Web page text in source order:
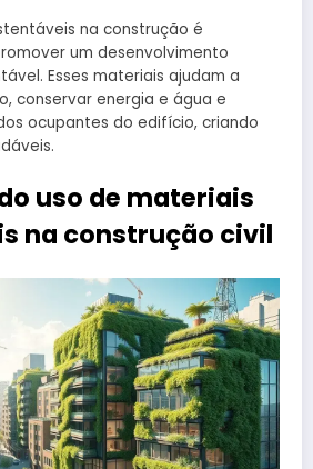
na construção é
um desenvolvimento
Esses materiais ajudam a
conservar energia e água e
ocupantes do edifício, criando
uso de materiais
na construção civil